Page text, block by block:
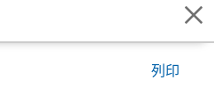
列印